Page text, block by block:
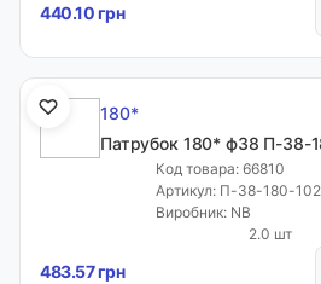
Телефони:
+38 050 1066771
+38 063 1066771
+38 096 1911330
440.10 грн
180*
Патрубок 180* ф38 П-38-
Код товара: 66810
Артикул: П-38-180-
Виробник: NB
2.0 шт
483.57 грн